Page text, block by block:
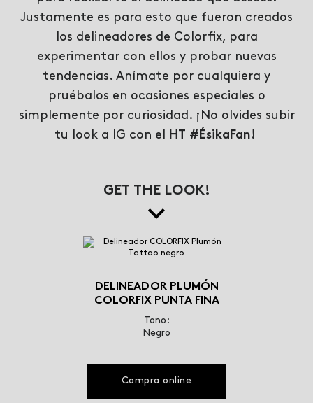
Justamente es para esto que fueron creados
los delineadores de Colorfix, para
experimentar con ellos y probar nuevas
tendencias. Anímate por cualquiera y
pruébalos en ocasiones especiales o
simplemente por curiosidad. ¡No olvides subir
tu look a IG con el
HT #ÉsikaFan!
GET THE LOOK!
DELINEADOR PLUMÓN
COLORFIX PUNTA FINA
Tono:
Negro
Compra online